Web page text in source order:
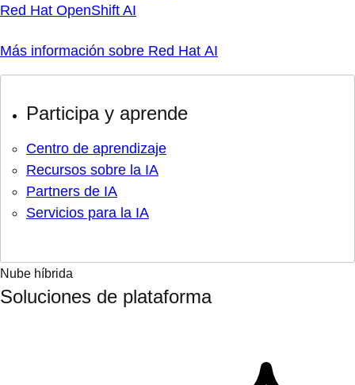
Red Hat OpenShift AI
Más información sobre Red Hat AI
Participa y aprende
Centro de aprendizaje
Recursos sobre la IA
Partners de IA
Servicios para la IA
Nube híbrida
Soluciones de plataforma